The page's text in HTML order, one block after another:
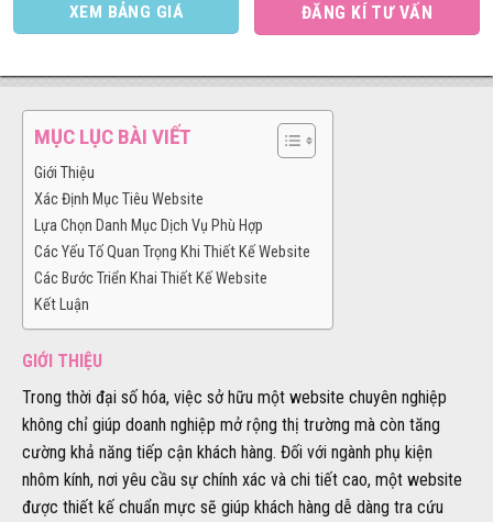
XEM BẢNG GIÁ ĐĂNG KÍ TƯ VẤN
MỤC LỤC BÀI VIẾT
Giới Thiệu
Xác Định Mục Tiêu Website
Lựa Chọn Danh Mục Dịch Vụ Phù Hợp
Các Yếu Tố Quan Trọng Khi Thiết Kế Website
Các Bước Triển Khai Thiết Kế Website
Kết Luận
GIỚI THIỆU
Trong thời đại số hóa, việc sở hữu một website chuyên nghiệp
không chỉ giúp doanh nghiệp mở rộng thị trường mà còn tăng
cường khả năng tiếp cận khách hàng. Đối với ngành phụ kiện
nhôm kính, nơi yêu cầu sự chính xác và chi tiết cao, một website
được thiết kế chuẩn mực sẽ giúp khách hàng dễ dàng tra cứu